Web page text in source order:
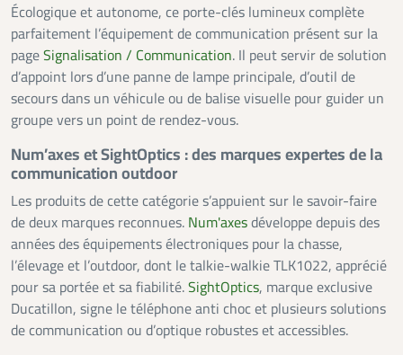
Écologique et autonome, ce porte-clés lumineux complète
parfaitement l’équipement de communication présent sur la
pageSignalisation / Communication. Il peut servir de solution
d’appoint lors d’une panne de lampe principale, d’outil de
secours dans un véhicule ou de balise visuelle pour guider un
groupe vers un point de rendez-vous.
Num’axes et SightOptics : des marques expertes de la
communication outdoor
Les produits de cette catégorie s’appuient sur le savoir-faire
de deux marques reconnues. Num'axesdéveloppe depuis des
années des équipements électroniques pour la chasse,
l’élevage et l’outdoor, dont le talkie-walkie TLK1022, apprécié
pour sa portée et sa fiabilité.SightOptics, marque exclusive
Ducatillon, signe le téléphone anti choc et plusieurs solutions
de communication ou d’optique robustes et accessibles.